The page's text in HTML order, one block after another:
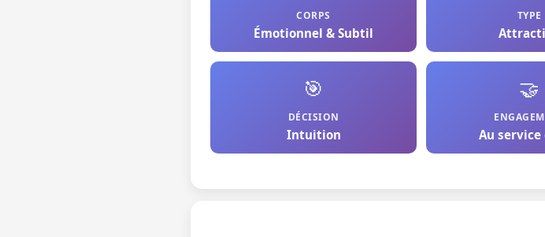
CORPS
Émotionnel & Subtil
TYPE
🎯
DÉCISION
Intuition
🤝
Au service